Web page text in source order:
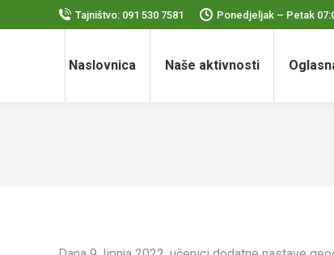
Tajništvo: 091 530 7581 Ponedjeljak – Petak
Naslovnica Naše aktivnosti